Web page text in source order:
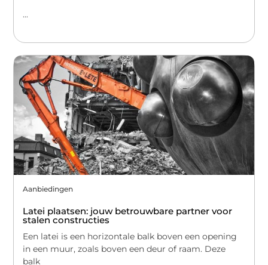
...
Aanbiedingen
Latei plaatsen: jouw betrouwbare partner voor
stalen constructies
Een latei is een horizontale balk boven een opening
in een muur, zoals boven een deur of raam. Deze
balk